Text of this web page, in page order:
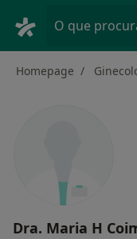
O que
Homepage
Dra. Maria H